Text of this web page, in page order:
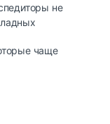
не
чаще